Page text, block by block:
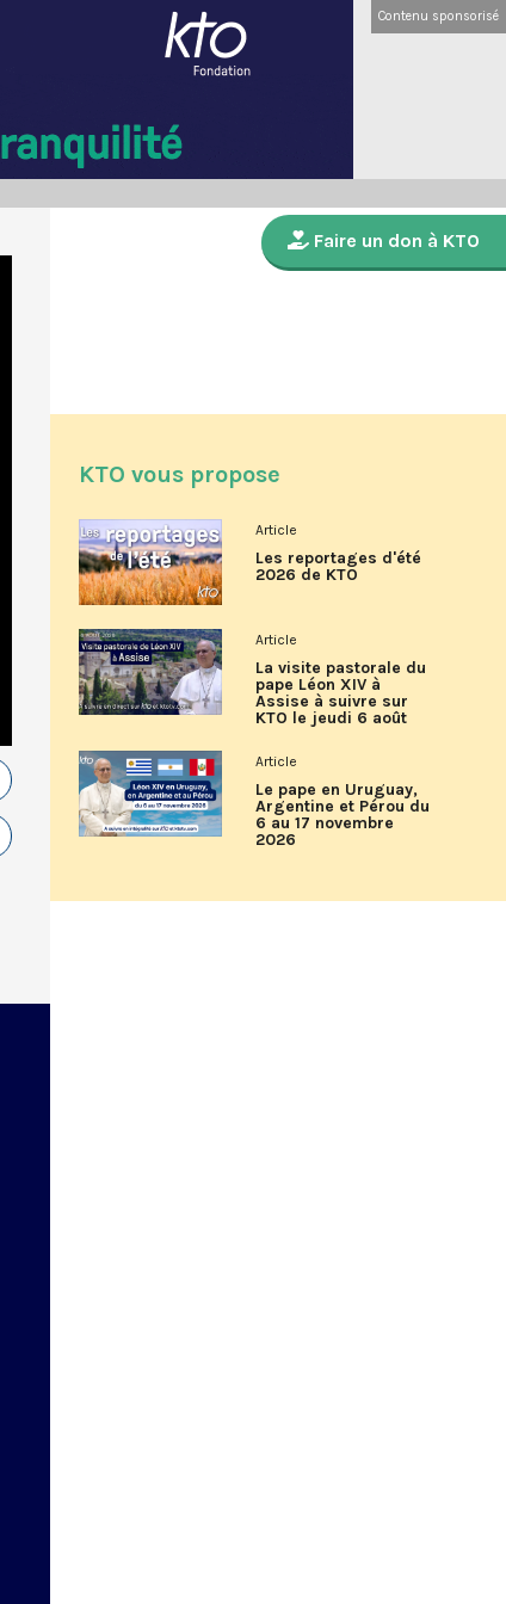
Contenu sponsorisé
Faire un don à KTO
KTO vous propose
Article
Les reportages d'été
2026 de KTO
Article
La visite pastorale du
pape Léon XIV à
Assise à suivre sur
KTO le jeudi 6 août
Article
Le pape en Uruguay,
Argentine et Pérou du
6 au 17 novembre
2026